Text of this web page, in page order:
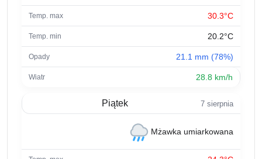
30.3°C
20.2°C
21.1 mm (78%)
28.8 km/h
Piątek 7 sierpnia
Mżawka umiarkowana